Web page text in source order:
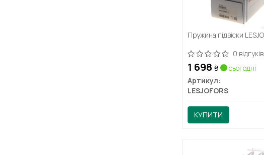
Пружина підвіски
0 відгуків
1 698 ₴
сьогодні
Артикул:
LESJOFORS
КУПИТИ